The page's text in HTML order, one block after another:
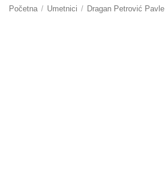
Početna / Umetnici / Dragan Petrović Pavle